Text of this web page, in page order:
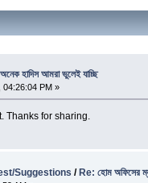
হাদিস আমরা ভুলেই যাচ্ছি
04:26:04 PM »
Thanks for sharing.
Suggestions/Re: হোম অফিসের